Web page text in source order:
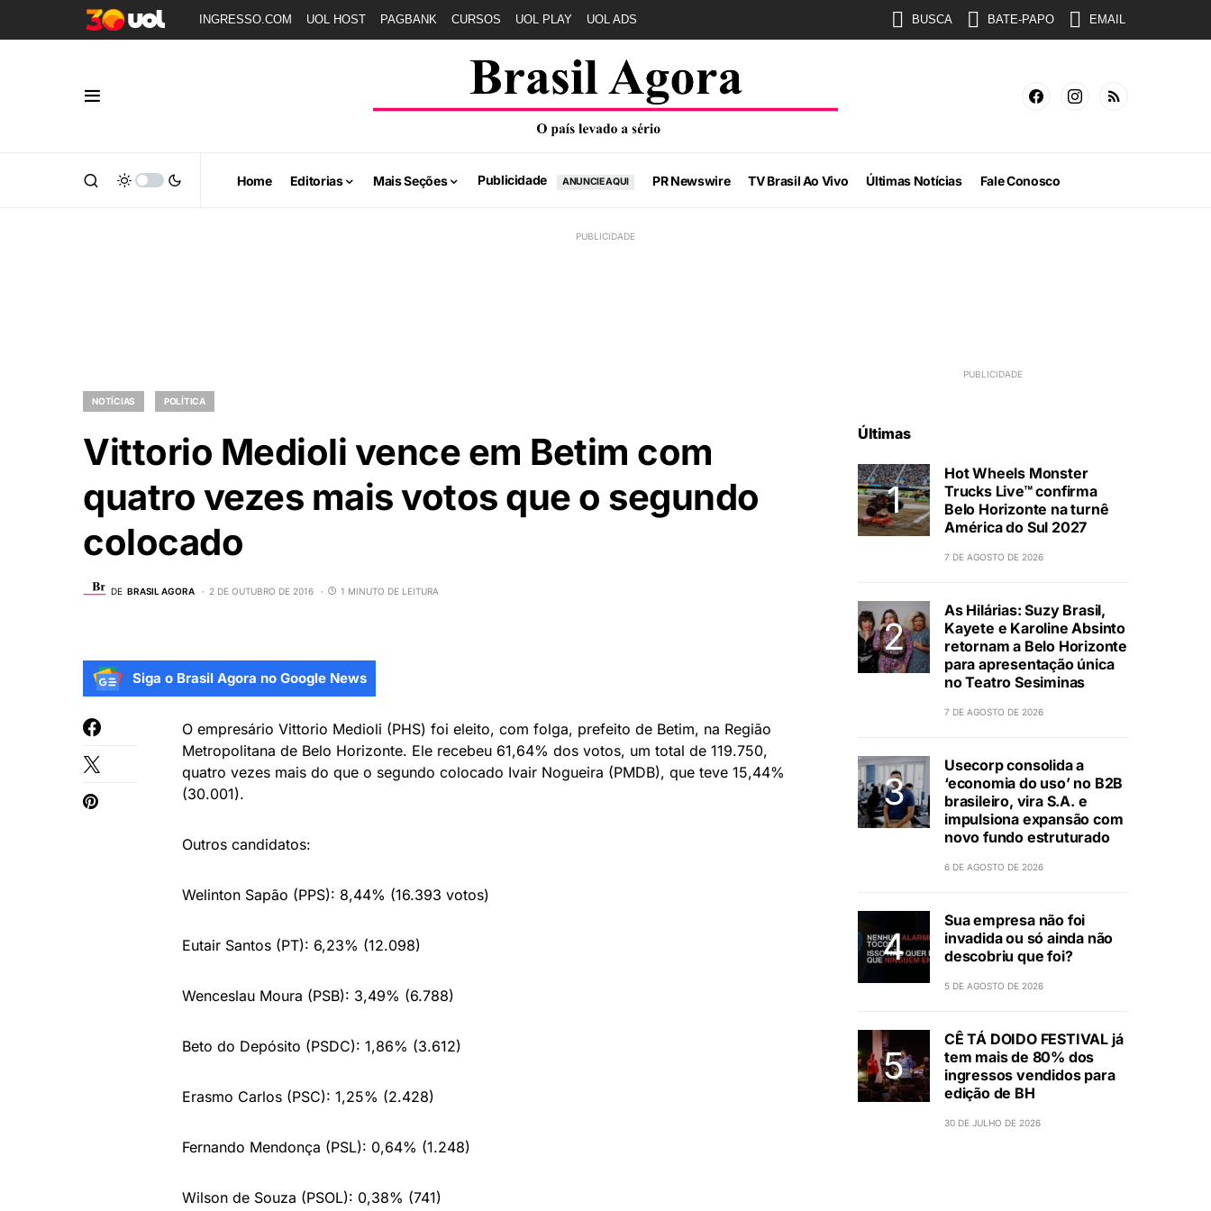
INGRESSO.COM UOL HOST PAGBANK CURSOS UOL PLAY UOL ADS BUSCA BATE-PAPO EMAIL
Home Editorias Mais Seções Publicidade ANUNCIE AQUI PR Newswire TV Brasil Ao Vivo Últimas Notícias Fale Conosco
NOTÍCIAS POLÍTICA
Vittorio Medioli vence em Betim com
quatro vezes mais votos que o segundo
colocado
DE BRASIL AGORA 2 DE OUTUBRO DE 2016 1 MINUTO DE LEITURA
Siga o Brasil Agora no Google News
O empresário Vittorio Medioli (PHS) foi eleito, com folga, prefeito de Betim, na Região
Metropolitana de Belo Horizonte. Ele recebeu 61,64% dos votos, um total de 119.750,
quatro vezes mais do que o segundo colocado Ivair Nogueira (PMDB), que teve 15,44%
(30.001).
Outros candidatos:
Welinton Sapão (PPS): 8,44% (16.393 votos)
Eutair Santos (PT): 6,23% (12.098)
Wenceslau Moura (PSB): 3,49% (6.788)
Beto do Depósito (PSDC): 1,86% (3.612)
Erasmo Carlos (PSC): 1,25% (2.428)
Fernando Mendonça (PSL): 0,64% (1.248)
Wilson de Souza (PSOL): 0,38% (741)
Últimas
Hot Wheels Monster
Trucks Live™ confirma
Belo Horizonte na turnê
América do Sul 2027
7 DE AGOSTO DE 2026
As Hilárias: Suzy Brasil,
Kayete e Karoline Absinto
retornam a Belo Horizonte
para apresentação única
no Teatro Sesiminas
7 DE AGOSTO DE 2026
Usecorp consolida a
‘economia do uso’ no B2B
brasileiro, vira S.A. e
impulsiona expansão com
novo fundo estruturado
6 DE AGOSTO DE 2026
Sua empresa não foi
invadida ou só ainda não
descobriu que foi?
5 DE AGOSTO DE 2026
CÊ TÁ DOIDO FESTIVAL já
tem mais de 80% dos
ingressos vendidos para
edição de BH
30 DE JULHO DE 2026